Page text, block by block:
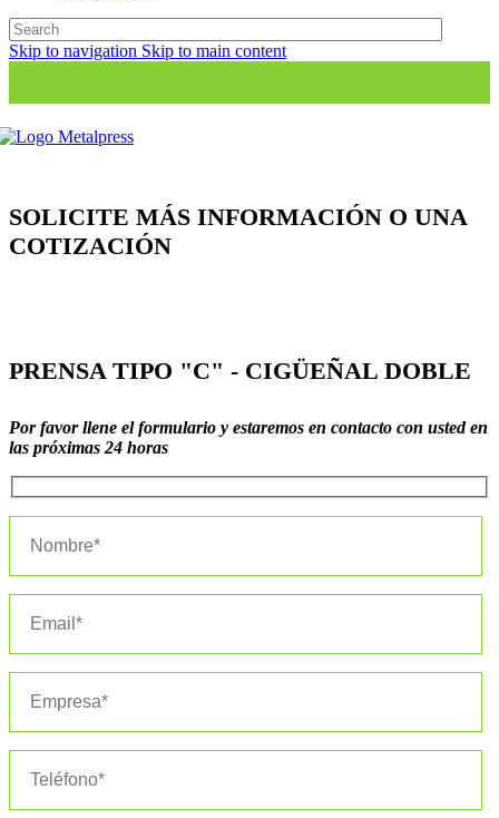
Skip to navigation Skip to main content
SOLICITE MÁS INFORMACIÓN O UNA
COTIZACIÓN
PRENSA TIPO "C" - CIGÜEÑAL DOBLE
Por favor llene el formulario y estaremos en contacto con usted en
las próximas 24 horas